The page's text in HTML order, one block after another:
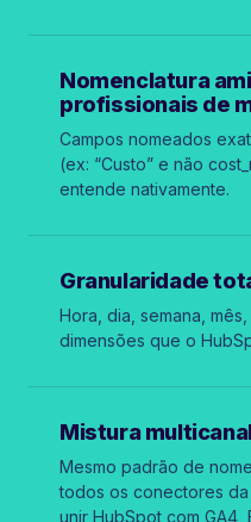
Nomenclatura
profissionais de
Campos nomeados
(ex: “Custo” e não
entende nativamente.
Granularidade
Hora, dia, semana,
dimensões que o
Mistura
Mesmo padrão de
todos os conectores
unir HubSpot com